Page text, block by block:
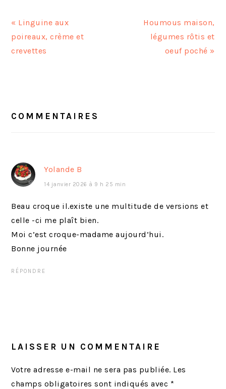
A
r
t
p
c
é
e
n
t
:
« Linguine aux
poireaux, crème et
crevettes
A
t
Houmous maison,
légumes rôtis et
oeuf poché »
LECTEUR
COMMENTAIRES
Yolande B
14 janvier 2026 à 9 h 25 min
Beau croque il.existe une multitude de versions et
celle -ci me plaît bien.
Moi c’est croque-madame aujourd’hui.
Bonne journée
RÉPONDRE
LAISSER UN COMMENTAIRE
Votre adresse e-mail ne sera pas publiée. Les
champs obligatoires sont indiqués avec *